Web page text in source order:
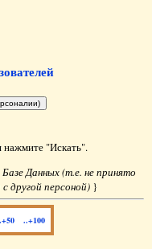
нажмите "Искать".
Данных (т.е. не принято
другой персоной) }
..+100